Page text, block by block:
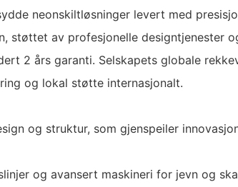
neonskiltløsninger levert med
støttet av profesjonelle designtjenester
2 års garanti. Selskapets globale
og lokal støtte internasjonalt.
og struktur, som gjenspeiler
og avansert maskineri for jevn og